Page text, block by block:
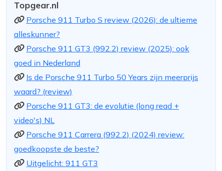
Topgear.nl
Porsche 911 Turbo S review (2026): de ultieme
alleskunner?
Porsche 911 GT3 (992.2) review (2025): ook
goed in Nederland
Is de Porsche 911 Turbo 50 Years zijn meerprijs
waard? (review)
Porsche 911 GT3: de evolutie (long read +
video's) NL
Porsche 911 Carrera (992.2) (2024) review:
goedkoopste de beste?
Uitgelicht: 911 GT3